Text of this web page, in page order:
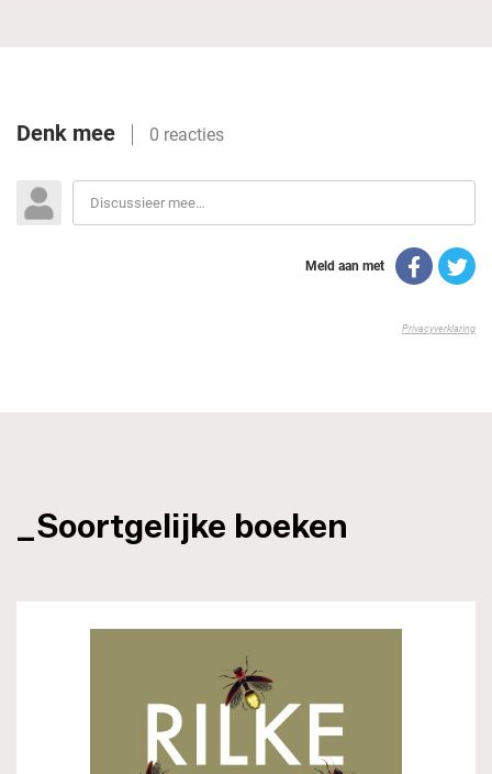
_Soortgelijke boeken